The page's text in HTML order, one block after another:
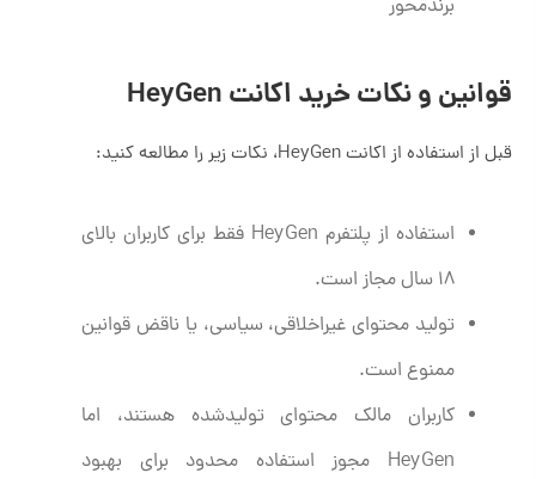
برندمحور
قوانین و نکات خرید اکانت HeyGen
قبل از استفاده از اکانت HeyGen، نکات زیر را مطالعه کنید:
استفاده از پلتفرم HeyGen فقط برای کاربران بالای
۱۸ سال مجاز است.
تولید محتوای غیراخلاقی، سیاسی، یا ناقض قوانین
ممنوع است.
کاربران مالک محتوای تولیدشده هستند، اما
HeyGen مجوز استفاده محدود برای بهبود